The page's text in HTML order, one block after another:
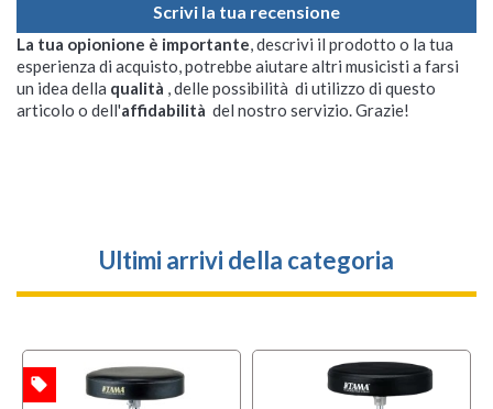
Scrivi la tua recensione
La tua opionione è importante, descrivi il prodotto o la tua
esperienza di acquisto, potrebbe aiutare altri musicisti a farsi
un idea della qualità , delle possibilità di utilizzo di questo
articolo o dell'affidabilità del nostro servizio. Grazie!
Ultimi arrivi della categoria
local_offer OFFERTA